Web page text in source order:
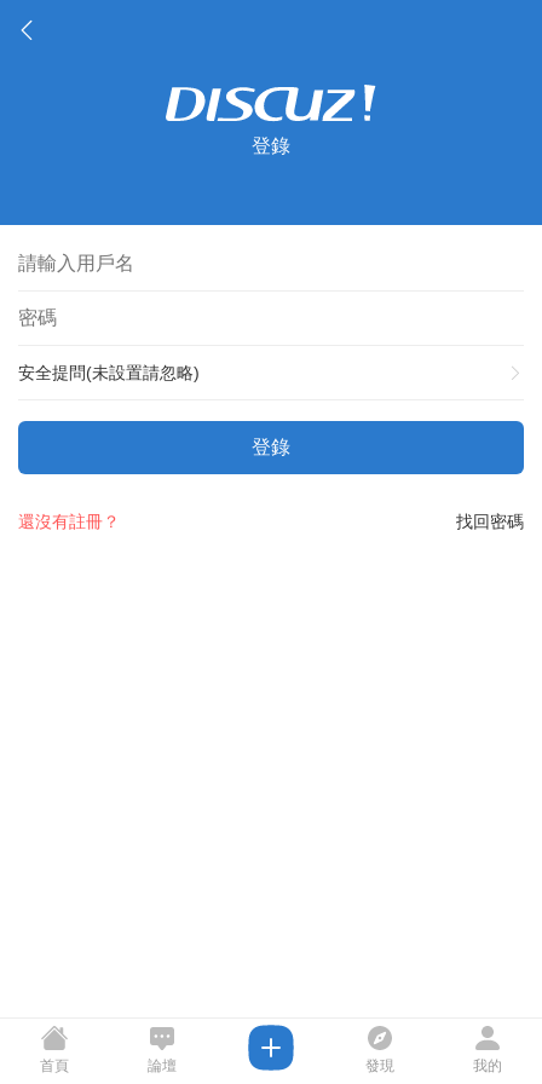
登錄
安全提問(未設置請忽略)
登錄
找回密碼
還沒有註冊？
首頁 論壇 發現 我的